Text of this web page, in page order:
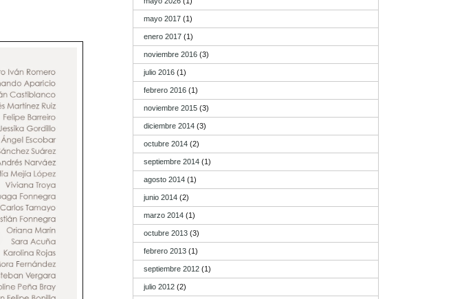
mayo 2017 (1)
enero 2017 (1)
noviembre 2016 (3)
julio 2016 (1)
febrero 2016 (1)
noviembre 2015 (3)
diciembre 2014 (3)
octubre 2014 (2)
septiembre 2014 (1)
agosto 2014 (1)
junio 2014 (2)
marzo 2014 (1)
octubre 2013 (3)
febrero 2013 (1)
septiembre 2012 (1)
julio 2012 (2)